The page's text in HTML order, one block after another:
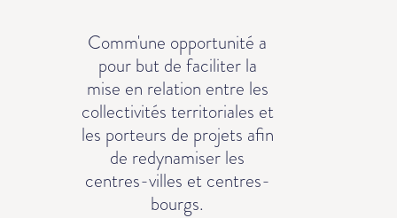
Comm'une opportunité a
pour but de faciliter la
mise en relation entre les
collectivités territoriales et
les porteurs de projets afin
de redynamiser les
centres-villes et centres-
bourgs.